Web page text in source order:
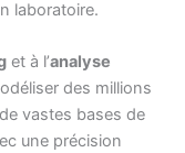
laboratoire.
et à l’analyse
des millions
vastes bases de
une précision